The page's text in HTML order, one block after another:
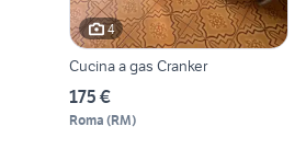
4
Cucina a gas Cranker
175 €
Roma (RM)